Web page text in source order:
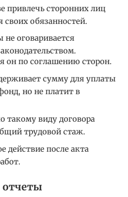
привлечь сторонних лиц
своих обязанностей.
оговаривается
он по соглашению сторон.
сумму для уплаты
но не платит в
такому виду договора
трудовой стаж.
действие после акта